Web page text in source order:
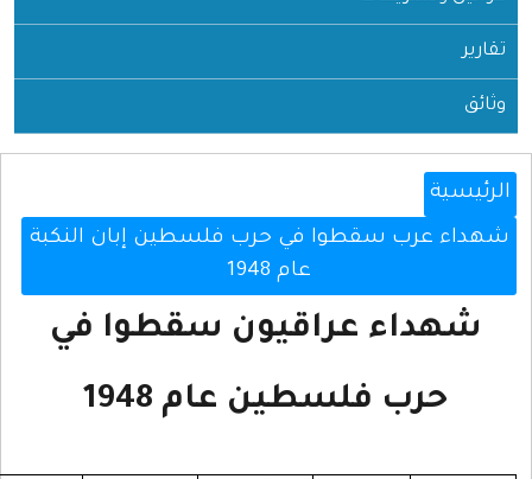
تقارير
وثائق
الرئيسية
شهداء عرب سقطوا في حرب فلسطين إبان النكبة
عام 1948
شهداء عراقيون سقطوا في
حرب فلسطين عام 1948